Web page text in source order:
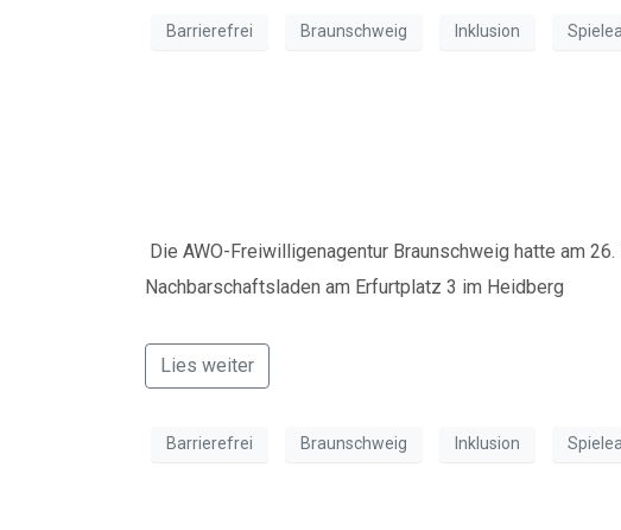
Barrierefrei Braunschweig Inklusion
Die AWO-Freiwilligenagentur Braunschweig hatte am
Nachbarschaftsladen am Erfurtplatz 3 im Heidberg
Lies weiter
Barrierefrei Braunschweig Inklusion